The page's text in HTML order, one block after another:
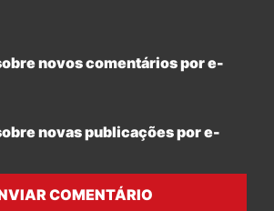
novos comentários por e-
novas publicações por e-
COMENTÁRIO